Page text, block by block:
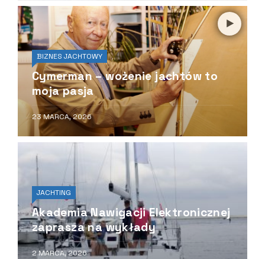
BIZNES JACHTOWY
Cymerman – wożenie jachtów to
moja pasja
23 MARCA, 2026
JACHTING
Akademia Nawigacji Elektronicznej
zaprasza na wykłady
2 MARCA, 2026